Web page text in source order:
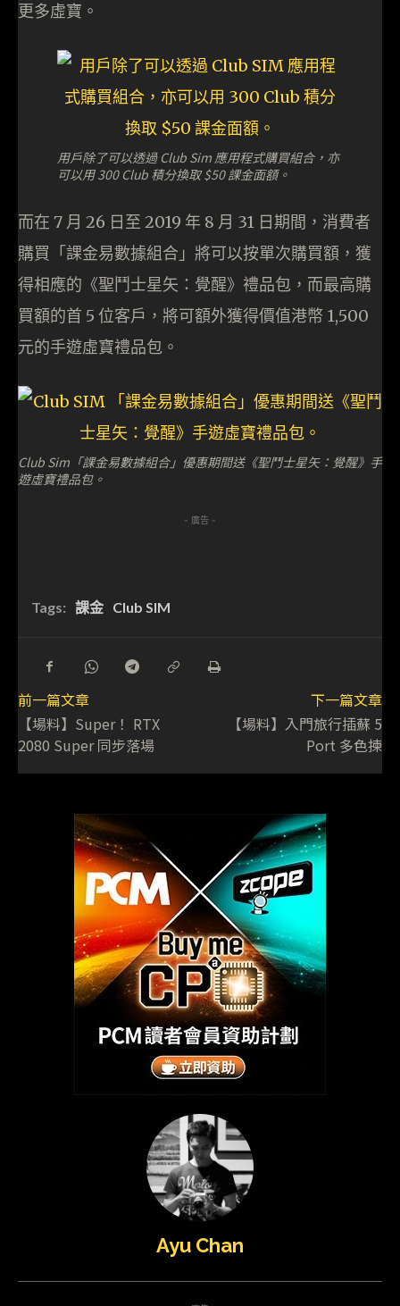
更多虛寶。
用戶除了可以透過 Club Sim 應用程式購買組合，亦
可以用 300 Club 積分換取 $50 課金面額。
而在 7 月 26 日至 2019 年 8 月 31 日期間，消費者
購買「課金易數據組合」將可以按單次購買額，獲
得相應的《聖鬥士星矢：覺醒》禮品包，而最高購
買額的首 5 位客戶，將可額外獲得價值港幣 1,500
元的手遊虛寶禮品包。
Club Sim「課金易數據組合」優惠期間送《聖鬥士星矢：覺醒》手
遊虛寶禮品包。
- 廣告 -
Tags: 課金 Club SIM
前一篇文章
【場料】Super！ RTX
2080 Super 同步落場
下一篇文章
【場料】入門旅行插蘇 5
Port 多色揀
Ayu Chan